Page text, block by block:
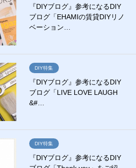
『DIYブログ』参考になるDIY
ブログ「EHAMIの賃貸DIYリノ
ベーション…
DIY特集
『DIYブログ』参考になるDIY
ブログ「LIVE LOVE LAUGH
&#…
DIY特集
『DIYブログ』参考になるDIY